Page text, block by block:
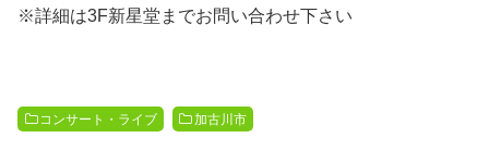
※詳細は3F新星堂までお問い合わせ下さい
コンサート・ライブ 加古川市